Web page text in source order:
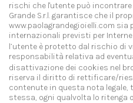
rischi che l'utente può
Grande S.r.l. garantisce che il
www.paolagrandegioielli.com
internazionali previsti per
l’utente è protetto dal rischio di
responsabilità relativa ad
disattivazione dei cookies nel
riserva il diritto di rettificare/
contenute in questa nota legale,
stessa, ogni qualvolta lo ritenga